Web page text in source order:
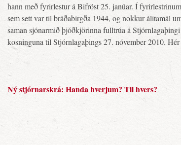
hann með fyrirlestur á Bifröst 25. janúar. Í
sem sett var til bráðabirgða 1944, og nokkur álitamál
saman sjónarmið þjóðkjörinna fulltrúa á
kosninguna til Stjórnlagaþings 27. nóvember 2010.
Ný stjórnarskrá: Handa hverjum? Til hvers?